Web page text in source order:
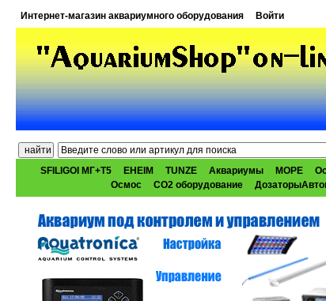
Интернет-магазин аквариумного оборудования Войти
SFILIGOI МГ+Т5 EHEIM TUNZE Аквариумы МОРЕ
Осмос
CO2 оборудование